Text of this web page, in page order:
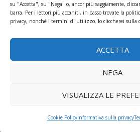
su "Accetta", su "Nega" o, ancor più saggiamente,
barra. Per i lettori più accaniti, in basso trovate la
privacy, nonché i termini di utilizzo. Io cliccherei sulla
ACCETTA
NEGA
VISUALIZZA LE
Cookie PolicyInformativa sulla privacy
Profilo Twitter
Termini di utilizzo
Progettato daElegant Themes|